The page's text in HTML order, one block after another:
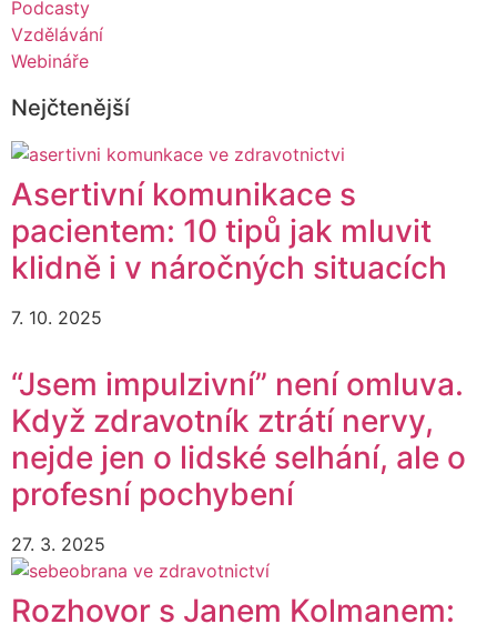
Podcasty
Vzdělávání
Webináře
Nejčtenější
Asertivní komunikace s
pacientem: 10 tipů jak mluvit
klidně i v náročných situacích
7. 10. 2025
“Jsem impulzivní” není omluva.
Když zdravotník ztrátí nervy,
nejde jen o lidské selhání, ale o
profesní pochybení
27. 3. 2025
Rozhovor s Janem Kolmanem: